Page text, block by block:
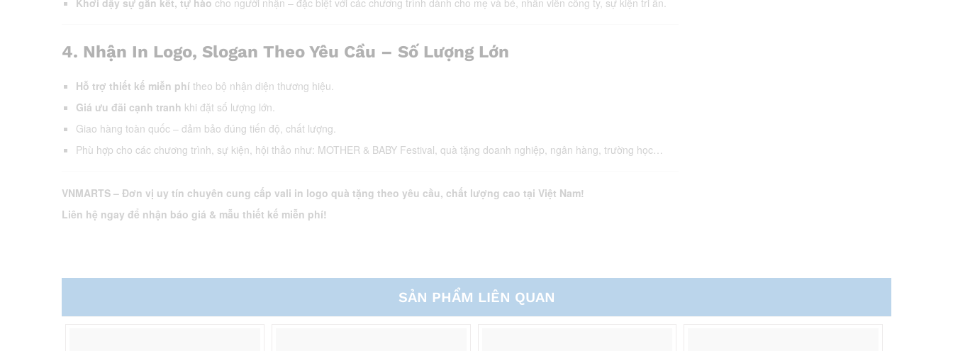
4. Nhận In Logo, Slogan Theo Yêu Cầu – Số Lượng Lớn
Hỗ trợ thiết kế miễn phí theo bộ nhận diện thương hiệu.
Giá ưu đãi cạnh tranh khi đặt số lượng lớn.
Giao hàng toàn quốc – đảm bảo đúng tiến độ, chất lượng.
Phù hợp cho các chương trình, sự kiện, hội thảo như: MOTHER & BABY Festival, quà tặng doanh nghiệp, ngân hàng, trường học…
VNMARTS – Đơn vị uy tín chuyên cung cấp vali in logo quà tặng theo yêu cầu, chất lượng cao tại Việt Nam!
Liên hệ ngay để nhận báo giá & mẫu thiết kế miễn phí!
SẢN PHẨM LIÊN QUAN